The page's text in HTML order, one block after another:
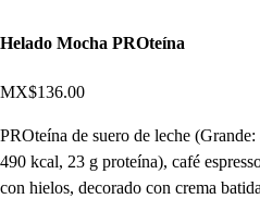
Helado Mocha PROteína
MX$136.00
PROteína de suero de leche
490 kcal, 23 g proteína), café
con hielos, decorado con crema